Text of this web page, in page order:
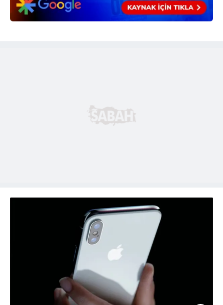
sınırlı olarak açık rızanız dahilinde kullanılacaktır.
hazırlanmış Aydınlatma Metnimizi okumak ve sitemizde
ilgili mevzuata uygun olarak kullanılan çerezlerle ilgili bilgi